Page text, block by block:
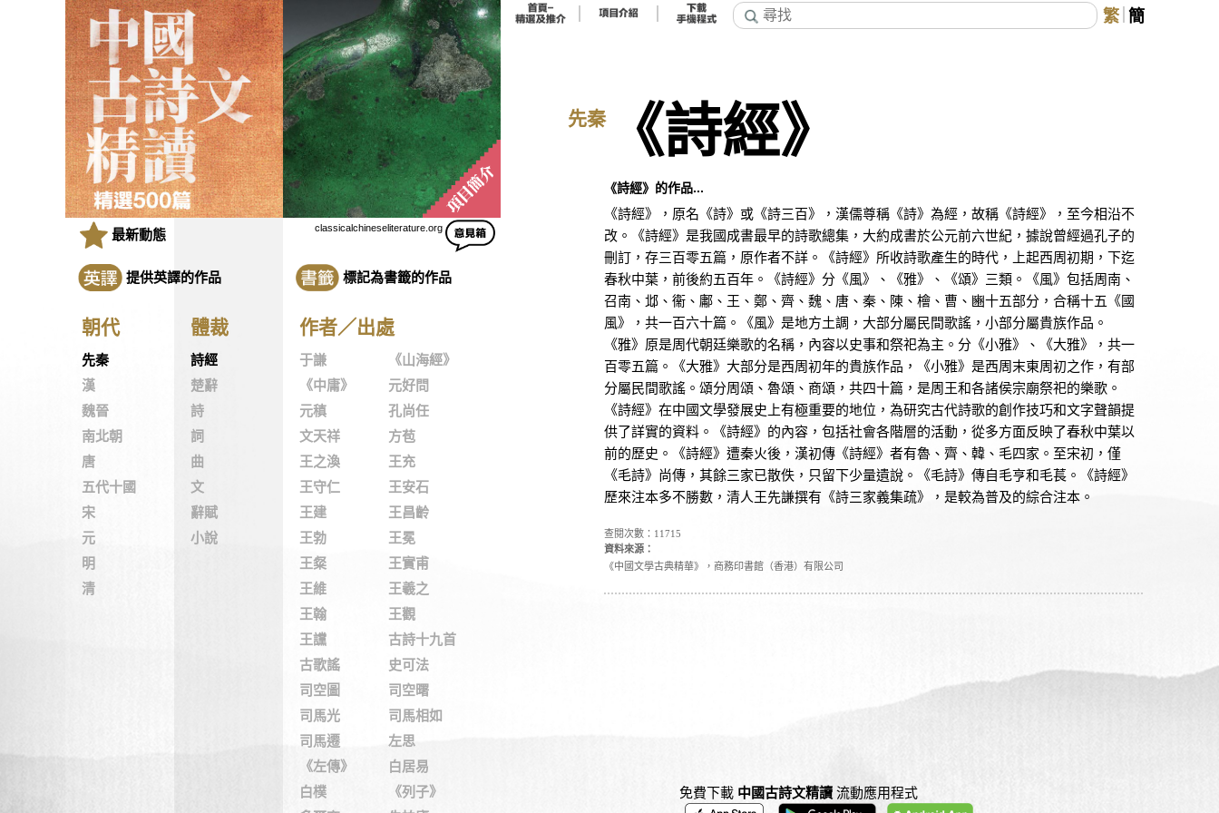
繁 簡
classicalchineseliterature.org
最新動態
提供英譯的作品 標記為書籤的作品
朝代
先秦
漢
魏晉
南北朝
唐
五代十國
宋
元
明
清
體裁
詩經
楚辭
詩
詞
曲
文
辭賦
小說
作者／出處
于謙
《山海經》
《中庸》
元好問
元稹
孔尚任
文天祥
方苞
王之渙
王充
王守仁
王安石
王建
王昌齡
王勃
王冕
王粲
王實甫
王維
王羲之
王翰
王觀
王讜
古詩十九首
古歌謠
史可法
司空圖
司空曙
司馬光
司馬相如
司馬遷
左思
《左傳》
白居易
白樸
《列子》
先秦《詩經》
《詩經》的作品...
《詩經》，原名《詩》或《詩三百》，漢儒尊稱《詩》為經，故稱《詩經》，至今相沿不
改。《詩經》是我國成書最早的詩歌總集，大約成書於公元前六世紀，據說曾經過孔子的
刪訂，存三百零五篇，原作者不詳。《詩經》所收詩歌產生的時代，上起西周初期，下迄
春秋中葉，前後約五百年。《詩經》分《風》、《雅》、《頌》三類。《風》包括周南、
召南、邶、衞、鄘、王、鄭、齊、魏、唐、秦、陳、檜、曹、豳十五部分，合稱十五《國
風》，共一百六十篇。《風》是地方土調，大部分屬民間歌謠，小部分屬貴族作品。
《雅》原是周代朝廷樂歌的名稱，內容以史事和祭祀為主。分《小雅》、《大雅》，共一
百零五篇。《大雅》大部分是西周初年的貴族作品，《小雅》是西周末東周初之作，有部
分屬民間歌謠。頌分周頌、魯頌、商頌，共四十篇，是周王和各諸侯宗廟祭祀的樂歌。
《詩經》在中國文學發展史上有極重要的地位，為研究古代詩歌的創作技巧和文字聲韻提
供了詳實的資料。《詩經》的內容，包括社會各階層的活動，從多方面反映了春秋中葉以
前的歷史。《詩經》遭秦火後，漢初傳《詩經》者有魯、齊、韓、毛四家。至宋初，僅
《毛詩》尚傳，其餘三家已散佚，只留下少量遺說。《毛詩》傳自毛亨和毛萇。《詩經》
歷來注本多不勝數，清人王先謙撰有《詩三家義集疏》，是較為普及的綜合注本。
查閱次數：11715
資料來源：
《中國文學古典精華》，商務印書館（香港）有限公司
免費下載 中國古詩文精讀流動應用程式